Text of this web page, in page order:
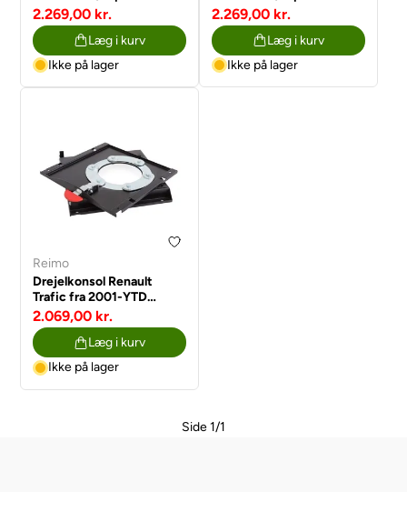
2001-2014 føreside
2.269,00 kr.
Læg i kurv
Ikke på lager
2001-2014, passagersiden
2.269,00 kr.
Læg i kurv
Ikke på lager
Reimo
Drejelkonsol Renault
Trafic fra 2001-YTD
førerside
Talento/NV300/Vivar
2.069,00 kr.
Læg i kurv
Ikke på lager
Side 1/1